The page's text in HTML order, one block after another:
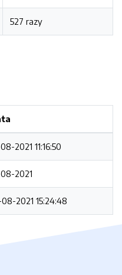
527 razy
2021 11:16:50
2021
08-2021 15:24:48